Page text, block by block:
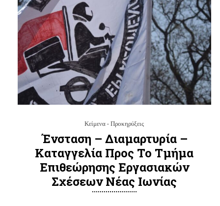
Κείμενα - Προκηρύξεις
Ένσταση – Διαμαρτυρία –
Καταγγελία Προς Το Τμήμα
Επιθεώρησης Εργασιακών
Σχέσεων Νέας Ιωνίας